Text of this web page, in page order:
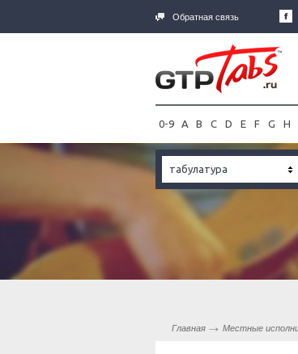
Обратная связь
0-9 A B C D E F G H
табулатура
Главная Местные